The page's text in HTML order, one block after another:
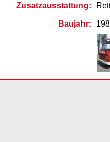
Zusatzausstattung:
Baujahr: